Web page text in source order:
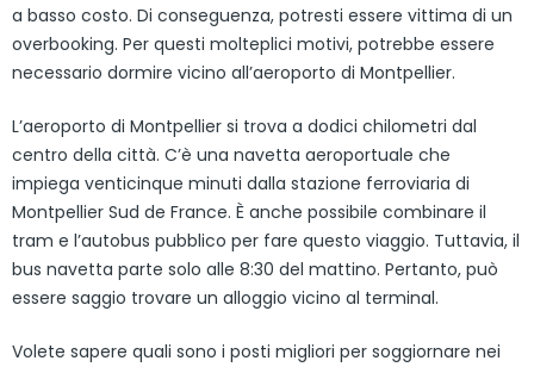
a basso costo. Di conseguenza, potresti essere vittima di un
overbooking. Per questi molteplici motivi, potrebbe essere
necessario dormire vicino all’aeroporto di Montpellier.
L’aeroporto di Montpellier si trova a dodici chilometri dal
centro della città. C’è una navetta aeroportuale che
impiega venticinque minuti dalla stazione ferroviaria di
Montpellier Sud de France. È anche possibile combinare il
tram e l’autobus pubblico per fare questo viaggio. Tuttavia, il
bus navetta parte solo alle 8:30 del mattino. Pertanto, può
essere saggio trovare un alloggio vicino al terminal.
Volete sapere quali sono i posti migliori per soggiornare nei